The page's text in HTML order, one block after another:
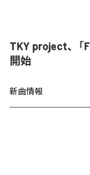
TKY project、「
開始
新曲情報